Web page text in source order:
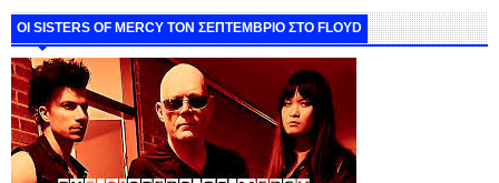
ΟΙ SISTERS OF MERCY ΤΟΝ ΣΕΠΤΕΜΒΡΙΟ ΣΤΟ FLOYD